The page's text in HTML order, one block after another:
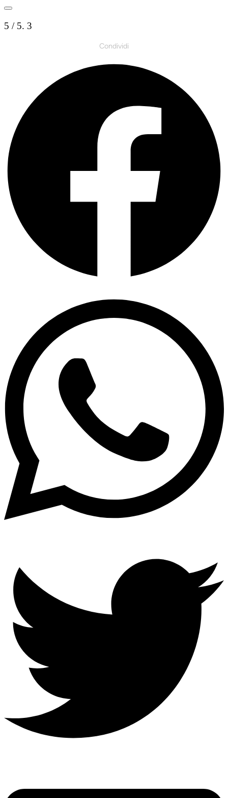
5 / 5. 3
Condividi